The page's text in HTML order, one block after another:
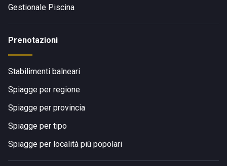
Gestionale Piscina
Prenotazioni
Stabilimenti balneari
Spiagge per regione
Spiagge per provincia
Spiagge per tipo
Spiagge per località più popolari